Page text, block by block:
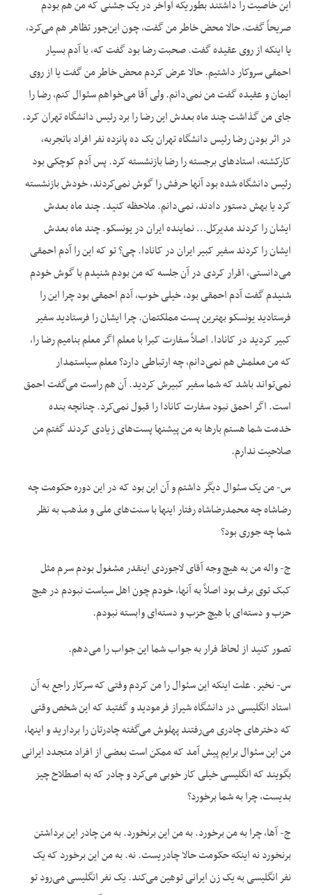
این خاصیت را داشتند بطوریکه اواخر در یک جشنی که من هم بودم
صریحاً گفت، حالا محض خاطر من گفت، چون این‌جور تظاهر هم می‌کرد،
یا اینکه از روی عقیده گفت. صحبت رضا بود گفت که، با آدم بسیار
احمقی سروکار داشتیم. حالا عرض کردم محض خاطر من گفت یا از روی
ایمان و عقیده گفت من نمی‌دانم. ولی آقا می‌خواهم سئوال کنم، رضا را
جای من گذاشت چند ماه بعدش این رضا را برد رئیس دانشگاه تهران کرد.
در اثر بودن رضا رئیس دانشگاه تهران یک ده پانزده نفر افراد باتجربه،
کارکشته، استادهای برجسته را رضا بازنشسته کرد. پس آدم کوچکی بود
رئیس دانشگاه شده بود آنها حرفش را گوش نمی‌کردند، خودش بازنشسته
کرد یا بهش دستور دادند، نمی‌دانم. ملاحظه کنید. چند ماه بعدش
ایشان را کردند مدیرکل… نماینده ایران در یونسکو. چند ماه بعدش
ایشان را کردند سفیر کبیر ایران در کانادا. چی؟ تو که این را آدم احمقی
می‌دانستی، اقرار کردی در آن جلسه که من بودم شنیدم با گوش خودم
شنیدم گفت آدم احمقی بود، خیلی خوب، آدم احمقی بود چرا این را
فرستادید یونسکو بهترین پست مملکتمان. چرا ایشان را فرستادید سفیر
کبیر کردید در کانادا. اصلاً سفارت کبرا با معلم اگر معلم بنامیم رضا را،
که من معلمش هم نمی‌دانم، چه ارتباطی دارد؟ معلم سیاستمدار
نمی‌تواند باشد که شما سفیر کبیرش کردید. آن هم راست می‌گفت احمق
است. اگر احمق نبود سفارت کانادا را قبول نمی‌کرد. چنانچه بنده
خدمت شما هستم بارها به من پیشنها پست‌های زیادی کردند گفتم من
صلاحیت ندارم.
س- من یک سئوال دیگر داشتم و آن این بود که در این دوره حکومت چه
رضاشاه چه محمدرضا‌شاه رفتار اینها با سنت‌های ملی و مذهب به نظر‌
شما چه جوری بود؟
ج- واله من به هیچ وجه آقای لاجوردی اینقدر مشغول بودم سرم مثل
کبک توی برف بود اصلاً به آنها، خودم چون اهل سیاست نبودم در‌ هیچ
حزب و دسته‌ای با هیچ حزب و دسته‌ای وابسته نبودم.
تصور کنید از لحاظ فرار به جواب شما این جواب را می‌دهم.
س- نخیر. علت اینکه این سئوال را من کردم وقتی که سرکار راجع به آن
استاد انگلیسی در دانشگاه شیراز فرمودید و گفتید که این شخص وقتی
که دخترهای چادری می‌رفتند پهلوش می‌گفته چادرتان را بردارید و اینها،
من این سئوال برایم پیش آمد که ممکن است بعضی از افراد متجدد ایرانی
بگویند که انگلیسی خیلی کار خوبی می‌کرد و چادر که به اصطلاح چیز
بدیست، چرا به شما برخورد؟
ج- آها، چرا به من برخورد. به من این برنخورد. به من چادر این برداشتن
برنخورد نه اینکه حکومت حالا چادریست. نه. به من این برخورد که یک
نفر انگلیسی به یک زن ایرانی توهین می‌کند. یک نفر انگلیسی می‌رود تو